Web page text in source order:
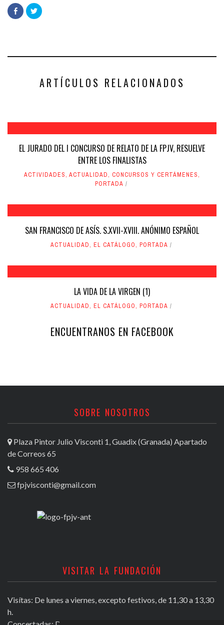
Haz
clic
para
en
Haz
clic
en
ARTÍCULOS RELACIONADOS
EL JURADO DEL I CONCURSO DE RELATO DE LA FPJV, RESUELVE
ENTRE LOS FINALISTAS
ACTIVIDADES, ACTUALIDAD, CONCURSOS Y CERTÁMENES,
PORTADA
SAN FRANCISCO DE ASÍS. S.XVII-XVIII. ANÓNIMO ESPAÑOL
ACTUALIDAD, EL CATÁLOGO, PORTADA
LA VIDA DE LA VIRGEN (1)
ACTUALIDAD, EL CATÁLOGO, PORTADA
ENCUENTRANOS EN FACEBOOK
SOBRE NOSOTROS
Plaza Pintor Julio Visconti 1, Guadix (Granada) Apartado
de Correos 65
958 665 406
fpjvisconti@gmail.com
VISITAR LA FUNDACIÓN
Visítas: De lunes a viernes, excepto festivos, de 11,30 a 13,30
h.